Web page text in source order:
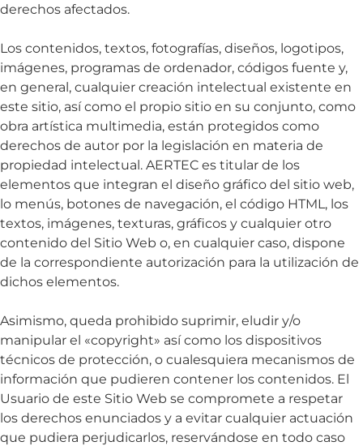
derechos afectados.
Los contenidos, textos, fotografías, diseños, logotipos,
imágenes, programas de ordenador, códigos fuente y,
en general, cualquier creación intelectual existente en
este sitio, así como el propio sitio en su conjunto, como
obra artística multimedia, están protegidos como
derechos de autor por la legislación en materia de
propiedad intelectual. AERTEC es titular de los
elementos que integran el diseño gráfico del sitio web,
lo menús, botones de navegación, el código HTML, los
textos, imágenes, texturas, gráficos y cualquier otro
contenido del Sitio Web o, en cualquier caso, dispone
de la correspondiente autorización para la utilización de
dichos elementos.
Asimismo, queda prohibido suprimir, eludir y/o
manipular el «copyright» así como los dispositivos
técnicos de protección, o cualesquiera mecanismos de
información que pudieren contener los contenidos. El
Usuario de este Sitio Web se compromete a respetar
los derechos enunciados y a evitar cualquier actuación
que pudiera perjudicarlos, reservándose en todo caso